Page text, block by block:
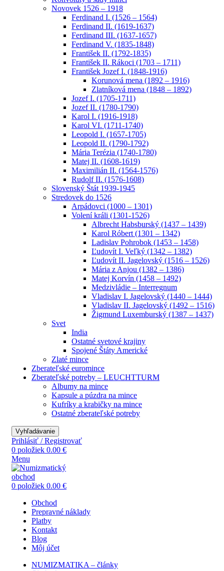
Novovek 1526 – 1918
Ferdinand I. (1526 – 1564)
Ferdinand II. (1619-1637)
Ferdinand III. (1637-1657)
Ferdinand V. (1835-1848)
František II. (1792-1835)
František II. Rákoci (1703 – 1711)
František Jozef I. (1848-1916)
Korunová mena (1892 – 1916)
Zlatníková mena (1848 – 1892)
Jozef I. (1705-1711)
Jozef II. (1780-1790)
Karol I. (1916-1918)
Karol VI. (1711-1740)
Leopold I. (1657-1705)
Leopold II. (1790-1792)
Mária Terézia (1740-1780)
Matej II. (1608-1619)
Maximilián II. (1564-1576)
Rudolf II. (1576-1608)
Slovenský Štát 1939-1945
Stredovek do 1526
Arpádovci (1000 – 1301)
Volení králi (1301-1526)
Albrecht Habsburský (1437 – 1439)
Karol Róbert (1301 – 1342)
Ladislav Pohrobok (1453 – 1458)
Ľudovít I. Veľký (1342 – 1382)
Ľudovít II. Jagelovský (1516 – 1526)
Mária z Anjou (1382 – 1386)
Matej Korvín (1458 – 1492)
Medzivládie – Interregnum
Vladislav I. Jagelovský (1440 – 1444)
Vladislav II. Jagelovský (1492 – 1516)
Žigmund Luxemburský (1387 – 1437)
Svet
India
Ostatné svetové krajiny
Spojené Štáty Americké
Zlaté mince
Zberateľské euromince
Zberateľské potreby – LEUCHTTURM
Albumy na mince
Kapsule a púzdra na mince
Kufríky a krabičky na mince
Ostatné zberateľské potreby
Vyhľadávanie
Prihlásiť / Registrovať
0 položiek 0.00 €
Menu
0 položiek 0.00 €
Obchod
Prepravné náklady
Platby
Kontakt
Blog
Môj účet
NUMIZMATIKA – články